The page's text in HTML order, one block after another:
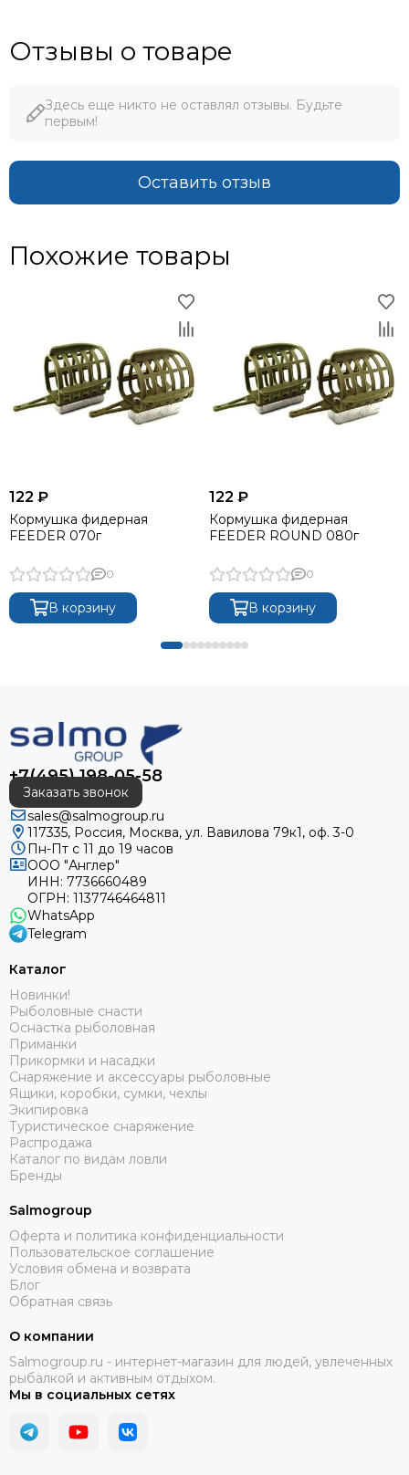
Отзывы о товаре
Здесь еще никто не оставлял отзывы. Будьте
первым!
Оставить отзыв
Похожие товары
122 ₽
Кормушка фидерная
FEEDER 070г
0
В корзину
122 ₽
Кормушка фидерная
FEEDER ROUND 080г
0
В корзину
+7(495) 198-05-58
Заказать звонок
sales@salmogroup.ru
117335, Россия, Москва, ул. Вавилова 79к1, оф. 3-0
Пн-Пт с 11 до 19 часов
ООО "Англер"
ИНН: 7736660489
ОГРН: 1137746464811
WhatsApp
Telegram
Каталог
Новинки!
Рыболовные снасти
Оснастка рыболовная
Приманки
Прикормки и насадки
Снаряжение и аксессуары рыболовные
Ящики, коробки, сумки, чехлы
Экипировка
Туристическое снаряжение
Распродажа
Каталог по видам ловли
Бренды
Salmogroup
Оферта и политика конфиденциальности
Пользовательское соглашение
Условия обмена и возврата
Блог
Обратная связь
О компании
Salmogroup.ru - интернет-магазин для людей, увлеченных
рыбалкой и активным отдыхом.
Мы в социальных сетях